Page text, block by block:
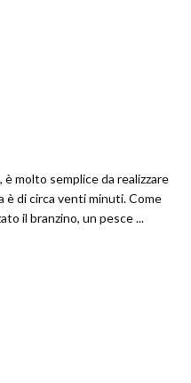
molto semplice da realizzare
è di circa venti minuti. Come
il branzino, un pesce ...